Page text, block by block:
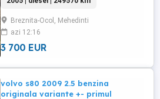
numele meu. CG prezent , f r CT& asig.
Masina este static de 1 2 Ani. Normal este
în stare de circulatie, poate batteria este
desc rcat , original de cnd am cump rat-o.
Noiembre 2018. ...
Breznita-Ocol, Mehedinti
azi 12:16
3 700 EUR
volvo s80 2009 2.5 benzina
originala variante +- primul